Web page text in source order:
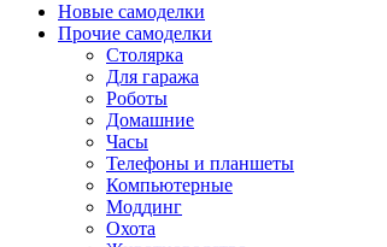
Новые самоделки
Прочие самоделки
Столярка
Для гаража
Роботы
Домашние
Часы
Телефоны и планшеты
Компьютерные
Моддинг
Охота